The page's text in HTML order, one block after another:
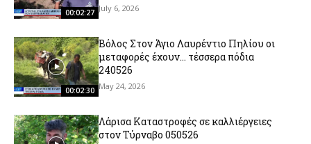
00:02:27 July 6, 2026
00:02:30
Βόλος Στον Άγιο Λαυρέντιο Πηλίου οι
μεταφορές έχουν… τέσσερα πόδια
240526
May 24, 2026
Λάρισα Καταστροφές σε καλλιέργειες
στον Τύρναβο 050526